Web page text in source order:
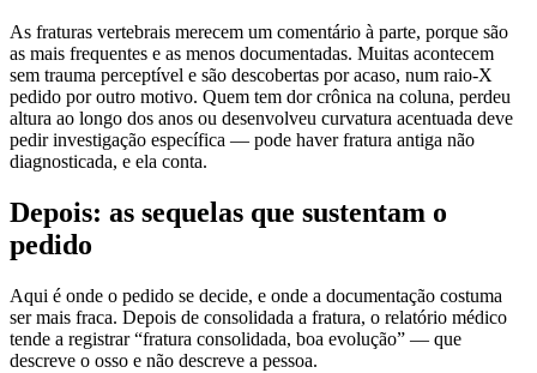
As fraturas vertebrais merecem um comentário à parte, porque são
as mais frequentes e as menos documentadas. Muitas acontecem
sem trauma perceptível e são descobertas por acaso, num raio-X
pedido por outro motivo. Quem tem dor crônica na coluna, perdeu
altura ao longo dos anos ou desenvolveu curvatura acentuada deve
pedir investigação específica — pode haver fratura antiga não
diagnosticada, e ela conta.
Depois: as sequelas que sustentam o
pedido
Aqui é onde o pedido se decide, e onde a documentação costuma
ser mais fraca. Depois de consolidada a fratura, o relatório médico
tende a registrar “fratura consolidada, boa evolução” — que
descreve o osso e não descreve a pessoa.